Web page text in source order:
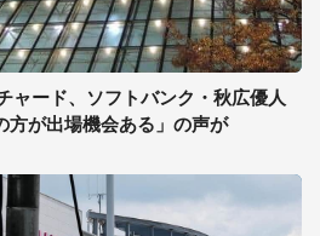
ャード、ソフトバンク・秋広優人
方が出場機会ある」の声が